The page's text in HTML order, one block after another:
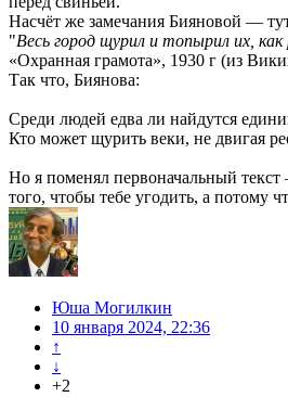
Насчёт же замечания Бияновой —
"Весь город щурил и топырил их, как
«Охранная грамота», 1930 г (из
Так что, Биянова:
Среди людей едва ли найдутся
Кто может щурить веки, не двигая
Но я поменял первоначальный текст
того, чтобы тебе угодить, а потому
Юша Могилкин
10 января 2024, 22:36
↑
↓
+2